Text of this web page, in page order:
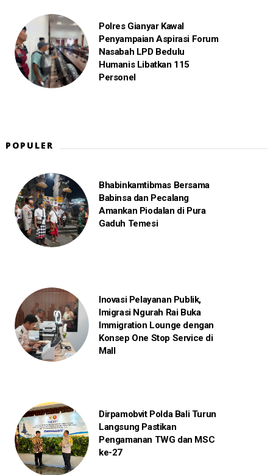
Polres Gianyar Kawal
Penyampaian Aspirasi Forum
Nasabah LPD Bedulu
Humanis Libatkan 115
Personel
POPULER
Bhabinkamtibmas Bersama
Babinsa dan Pecalang
Amankan Piodalan di Pura
Gaduh Temesi
Inovasi Pelayanan Publik,
Imigrasi Ngurah Rai Buka
Immigration Lounge dengan
Konsep One Stop Service di
Mall
Dirpamobvit Polda Bali Turun
Langsung Pastikan
Pengamanan TWG dan MSC
ke-27